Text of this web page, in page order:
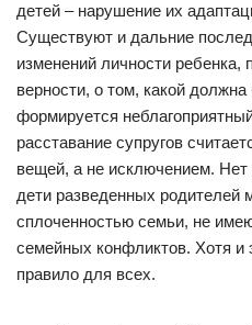
детей – нарушение их
Существуют и дальние
изменений личности
верности, о том, какой
формируется
расставание супругов
вещей, а не исключением. Нет
дети разведенных родителей
сплоченностью семьи, не
семейных конфликтов. Хотя и
правило для всех.